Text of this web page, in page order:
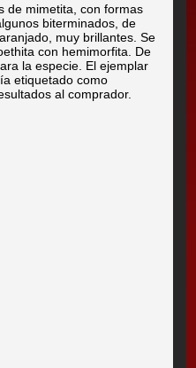
de mimetita, con formas
biterminados, de
muy brillantes. Se
con hemimorfita. De
la especie. El ejemplar
etiquetado como
al comprador.